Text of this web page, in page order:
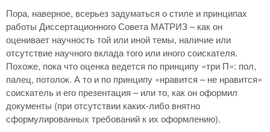
Пора, наверное, всерьез задуматься о стиле и принципах
работы Диссертационного Совета МАТРИЗ – как он
оценивает научность той или иной темы, наличие или
отсутствие научного вклада того или иного соискателя.
Похоже, пока что оценка ведется по принципу «три П»: пол,
палец, потолок. А то и по принципу «нравится – не нравится»
соискатель и его презентация – или то, как он оформил
документы (при отсутствии каких-либо внятно
сформулированных требований к их оформлению).